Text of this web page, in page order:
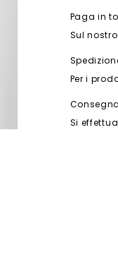
Paga in
Sul
Per i
Si